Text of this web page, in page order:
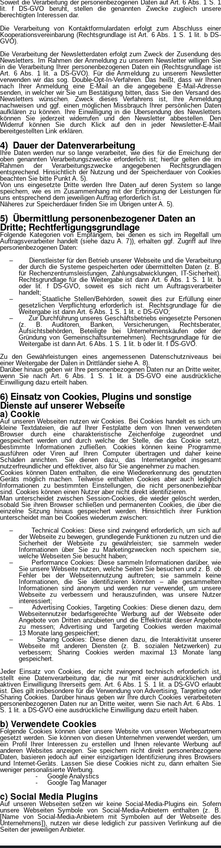
Soweit die Verarbeitung der personenbezogenen Daten auf Art. 6 Abs. 1 S. 1
lit. f DS-GVO beruht, stellen die genannten Zwecke zugleich unsere
berechtigten Interessen dar.
Die Verarbeitung von Kontaktformulardaten erfolgt zum Abschluss einer
Kooperationsvereinbarung (Rechtsgrundlage ist Art. 6 Abs. 1 S. 1 lit. b DS-
GVO).
Die Verarbeitung der Newsletterdaten erfolgt zum Zweck der Zusendung des
Newsletters. Im Rahmen der Anmeldung zu unserem Newsletter willigen Sie
in die Verarbeitung Ihrer personenbezogenen Daten ein (Rechtsgrundlage ist
Art. 6 Abs. 1 lit. a DS-GVO). Für die Anmeldung zu unserem Newsletter
verwenden wir das sog. Double-Opt-In-Verfahren. Das heißt, dass wir Ihnen
nach Ihrer Anmeldung eine E-Mail an die angegebene E-Mail-Adresse
senden, in welcher wir Sie um Bestätigung bitten, dass Sie den Versand des
Newsletters wünschen. Zweck dieses Verfahrens ist, Ihre Anmeldung
nachweisen und ggf. einen möglichen Missbrauch Ihrer persönlichen Daten
aufklären zu können. Ihre Einwilligung in die Übersendung des Newsletters
können Sie jederzeit widerrufen und den Newsletter abbestellen. Den
Widerruf können Sie durch Klick auf den in jeder Newsletter-E-Mail
bereitgestellten Link erklären.
4) Dauer der Datenverarbeitung
Ihre Daten werden nur so lange verarbeitet, wie dies für die Erreichung der
oben genannten Verarbeitungszwecke erforderlich ist; hierfür gelten die im
Rahmen der Verarbeitungszwecke angegebenen Rechtsgrundlagen
entsprechend. Hinsichtlich der Nutzung und der Speicherdauer von Cookies
beachten Sie bitte Punkt A. 5).
Von uns eingesetzte Dritte werden Ihre Daten auf deren System so lange
speichern, wie es im Zusammenhang mit der Erbringung der Leistungen für
uns entsprechend dem jeweiligen Auftrag erforderlich ist.
Näheres zur Speicherdauer finden Sie im Übrigen unter A. 5).
5) Übermittlung personenbezogener Daten an
Dritte; Rechtfertigungsgrundlage
Folgende Kategorien von Empfängern, bei denen es sich im Regelfall um
Auftragsverarbeiter handelt (siehe dazu A. 7)), erhalten ggf. Zugriff auf Ihre
personenbezogenen Daten:
– Dienstleister für den Betrieb unserer Webseite und die Verarbeitung
der durch die Systeme gespeicherten oder übermittelten Daten (z. B.
für Rechenzentrumsleistungen, Zahlungsabwicklungen, IT-Sicherheit).
Rechtsgrundlage für die Weitergabe ist dann Art. 6 Abs. 1 S. 1 lit. b
oder lit. f DS-GVO, soweit es sich nicht um Auftragsverarbeiter
handelt;
– Staatliche Stellen/Behörden, soweit dies zur Erfüllung einer
gesetzlichen Verpflichtung erforderlich ist. Rechtsgrundlage für die
Weitergabe ist dann Art. 6 Abs. 1 S. 1 lit. c DS-GVO;
– Zur Durchführung unseres Geschäftsbetriebs eingesetzte Personen
(z. B. Auditoren, Banken, Versicherungen, Rechtsberater,
Aufsichtsbehörden, Beteiligte bei Unternehmenskäufen oder der
Gründung von Gemeinschaftsunternehmen). Rechtsgrundlage für die
Weitergabe ist dann Art. 6 Abs. 1 S. 1 lit. b oder lit. f DS-GVO.
Zu den Gewährleistungen eines angemessenen Datenschutzniveaus bei
einer Weitergabe der Daten in Drittländer siehe A. 8).
Darüber hinaus geben wir Ihre personenbezogenen Daten nur an Dritte weiter,
wenn Sie nach Art. 6 Abs. 1 S. 1 lit. a DS-GVO eine ausdrückliche
Einwilligung dazu erteilt haben.
6) Einsatz von Cookies, Plugins und sonstige
Dienste auf unserer Webseite
a) Cookie
Auf unseren Webseiten nutzen wir Cookies. Bei Cookies handelt es sich um
kleine Textdateien, die auf Ihrer Festplatte dem von Ihnen verwendeten
Browser durch eine charakteristische Zeichenfolge zugeordnet und
gespeichert werden und durch welche der Stelle, die das Cookie setzt,
bestimmte Informationen zufließen. Cookies können keine Programme
ausführen oder Viren auf Ihren Computer übertragen und daher keine
Schäden anrichten. Sie dienen dazu, das Internetangebot insgesamt
nutzerfreundlicher und effektiver, also für Sie angenehmer zu machen.
Cookies können Daten enthalten, die eine Wiedererkennung des genutzten
Geräts möglich machen. Teilweise enthalten Cookies aber auch lediglich
Informationen zu bestimmten Einstellungen, die nicht personenbeziehbar
sind. Cookies können einen Nutzer aber nicht direkt identifizieren.
Man unterscheidet zwischen Session-Cookies, die wieder gelöscht werden,
sobald Sie ihren Browser schließen und permanenten Cookies, die über die
einzelne Sitzung hinaus gespeichert werden. Hinsichtlich ihrer Funktion
unterscheidet man bei Cookies wiederum zwischen:
– Technical Cookies: Diese sind zwingend erforderlich, um sich auf
der Webseite zu bewegen, grundlegende Funktionen zu nutzen und die
Sicherheit der Webseite zu gewährleisten; sie sammeln weder
Informationen über Sie zu Marketingzwecken noch speichern sie,
welche Webseiten Sie besucht haben;
– Performance Cookies: Diese sammeln Informationen darüber, wie
Sie unsere Webseite nutzen, welche Seiten Sie besuchen und z. B. ob
Fehler bei der Webseitennutzung auftreten; sie sammeln keine
Informationen, die Sie identifizieren könnten – alle gesammelten
Informationen sind anonym und werden nur verwendet, um unsere
Webseite zu verbessern und herauszufinden, was unsere Nutzer
interessiert;
– Advertising Cookies, Targeting Cookies: Diese dienen dazu, dem
Webseitennutzer bedarfsgerechte Werbung auf der Webseite oder
Angebote von Dritten anzubieten und die Effektivität dieser Angebote
zu messen; Advertising und Targeting Cookies werden maximal
13 Monate lang gespeichert;
– Sharing Cookies: Diese dienen dazu, die Interaktivität unserer
Webseite mit anderen Diensten (z. B. sozialen Netzwerken) zu
verbessern; Sharing Cookies werden maximal 13 Monate lang
gespeichert.
Jeder Einsatz von Cookies, der nicht zwingend technisch erforderlich ist,
stellt eine Datenverarbeitung dar, die nur mit einer ausdrücklichen und
aktiven Einwilligung Ihrerseits gem. Art. 6 Abs. 1 S. 1 lit. a DS-GVO erlaubt
ist. Dies gilt insbesondere für die Verwendung von Advertising, Targeting oder
Sharing Cookies. Darüber hinaus geben wir Ihre durch Cookies verarbeiteten
personenbezogenen Daten nur an Dritte weiter, wenn Sie nach Art. 6 Abs. 1
S. 1 lit. a DS-GVO eine ausdrückliche Einwilligung dazu erteilt haben.
b) Verwendete Cookies
Folgende Cookies können über unsere Website von unseren Werbepartnern
gesetzt werden. Sie können von diesen Unternehmen verwendet werden, um
ein Profil Ihrer Interessen zu erstellen und Ihnen relevante Werbung auf
anderen Websites anzeigen. Sie speichern nicht direkt personenbezogene
Daten, basieren jedoch auf einer einzigartigen Identifizierung ihres Browsers
und Internet-Geräts. Lassen Sie diese Cookies nicht zu, dann erhalten Sie
weniger personalisierte Werbung.
Google Analystics
Google Tag Manager
c) Social Media Plugins
Auf unseren Webseiten setzen wir keine Social-Media-Plugins ein. Sofern
unsere Webseiten Symbole von Social-Media-Anbietern enthalten (z. B.
[Name von Social-Media-Anbietern mit Symbolen auf der Webseite des
Unternehmens]), nutzen wir diese lediglich zur passiven Verlinkung auf die
Seiten der jeweiligen Anbieter.